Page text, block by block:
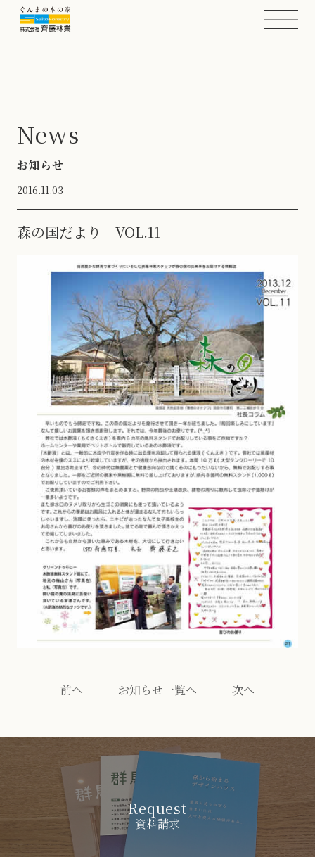
News
お知らせ
2016.11.03
森の国だより VOL.11
前へ お知らせ一覧へ 次へ
Request
資料請求